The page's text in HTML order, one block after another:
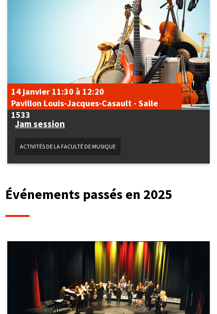
Jam session
14 janvier 11:30 à 12:20
Pavillon Louis-Jacques-Casault - Salle
1533
ACTIVITÉS DE LA FACULTÉ DE MUSIQUE
Événements passés en 2025